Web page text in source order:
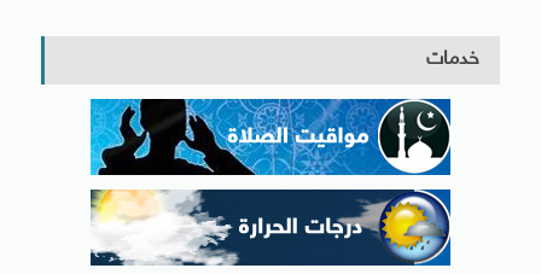
خدمات